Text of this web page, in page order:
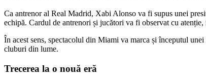
Ca antrenor al Real Madrid, Xabi Alonso va fi supus unei
echipă. Cardul de antrenori și jucători va fi observat cu
În acest sens, spectacolul din Miami va marca și începutul
cluburi din lume.
Trecerea la o nouă eră